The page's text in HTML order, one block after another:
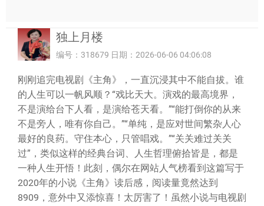
独上月楼
编号：318679 日期：2026-06-06 04:06:08
刚刚追完电视剧《主角》，一直沉浸其中不能自拔。谁
的人生可以一帆风顺？“戏比天大。演戏的最高境界，
不是演给台下人看，是演给苍天看。”“能打倒你的从来
不是旁人，唯有你自己。”“单纯，是应对世间繁杂人心
最好的良药。守住本心，只管唱戏。”“关关难过关关
过”，类似这样的经典台词、人生哲理俯拾皆是，都是
一种人生开悟！此刻，偶尔在网站人气榜看到这篇写于
2020年的小说《主角》读后感，阅读量竟然达到
8909，意外中又添惊喜！太厉害了！虽然小说与电视剧